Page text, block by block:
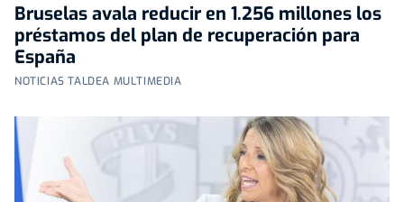
Bruselas avala reducir en 1.256 millones los
préstamos del plan de recuperación para
España
NOTICIAS TALDEA MULTIMEDIA